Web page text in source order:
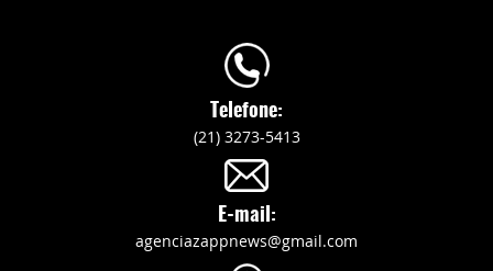
Telefone:
(21) 3273-5413
E-mail:
agenciazappnews@gmail.com